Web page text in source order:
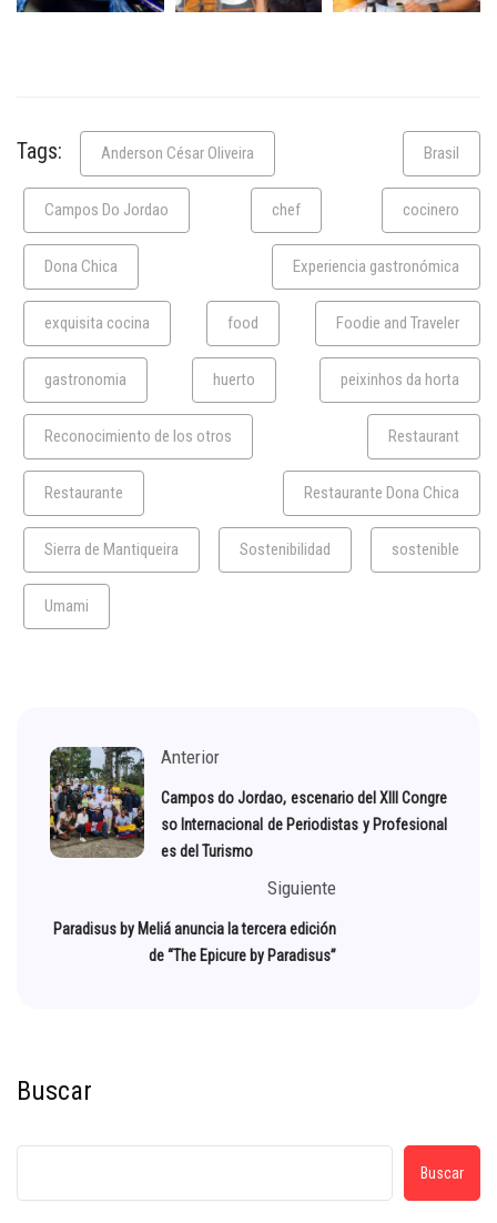
Tags: Anderson César Oliveira Brasil
Campos Do Jordao chef cocinero
Dona Chica Experiencia gastronómica
exquisita cocina food Foodie and Traveler
gastronomia huerto peixinhos da horta
Reconocimiento de los otros Restaurant
Restaurante Restaurante Dona Chica
Sierra de Mantiqueira Sostenibilidad sostenible
Umami
Anterior
Campos do Jordao, escenario del XIII Congre
so Internacional de Periodistas y Profesional
es del Turismo
Siguiente
Paradisus by Meliá anuncia la tercera edición
de “The Epicure by Paradisus”
Buscar
Buscar